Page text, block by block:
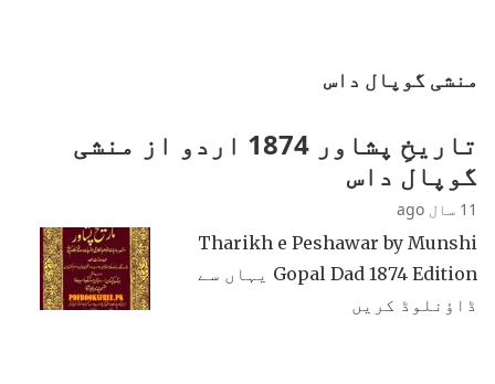
منشی گوپال داس
تاریخِ پشاور 1874 اردو از منشی
گوپال داس
11 سال ago
Tharikh e Peshawar by Munshi
Gopal Dad 1874 Edition یہاں سے
ڈاؤنلوڈ کریں